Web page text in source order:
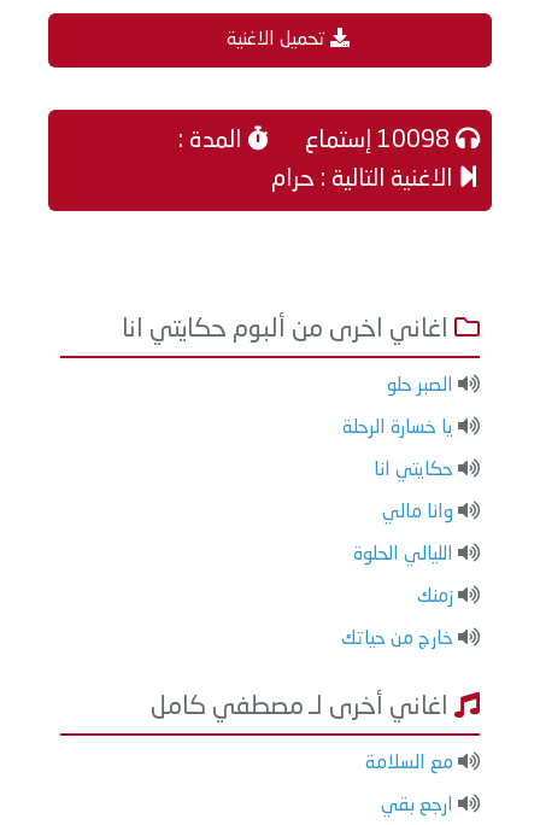
تحميل الاغنية
المدة :
الاغنية التالية : حرام
اغاني اخرى من ألبوم حكايتي انا
الصبر حلو
يا خسارة الرحلة
حكايتي انا
وانا مالي
الليالي الحلوة
زمنك
خارج من حياتك
اغاني أخرى لـ مصطفي كامل
مع السلامة
ارجع بقي